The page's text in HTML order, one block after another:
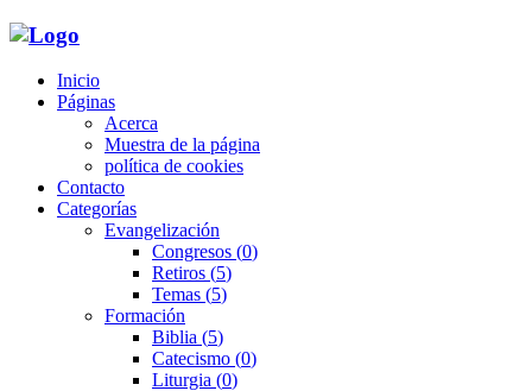
Inicio
Páginas
Acerca
Muestra de la página
política de cookies
Contacto
Categorías
Evangelización
Congresos
(0)
Retiros
(5)
Temas
(5)
Formación
Biblia
(5)
Catecismo
(0)
Liturgia
(0)